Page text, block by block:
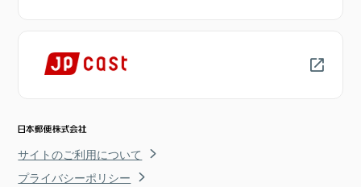
サイトのご利用について
プライバシーポリシー